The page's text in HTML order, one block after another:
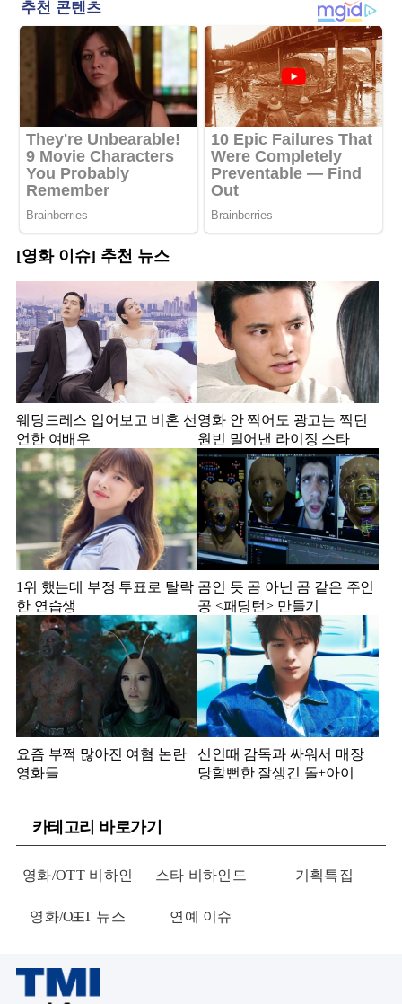
[영화 이슈] 추천 뉴스
웨딩드레스 입어보고 비혼 선
언한 여배우
영화 안 찍어도 광고는 찍던
원빈 밀어낸 라이징 스타
1위 했는데 부정 투표로 탈락
한 연습생
곰인 듯 곰 아닌 곰 같은 주인
공 <패딩턴> 만들기
요즘 부쩍 많아진 여혐 논란
영화들
신인때 감독과 싸워서 매장
당할뻔한 잘생긴 돌+아이
카테고리 바로가기
영화/OTT 비하인
드
스타 비하인드 기획특집
영화/OTT 뉴스 연예 이슈